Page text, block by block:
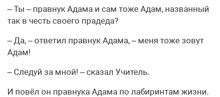
– Ты – правнук Адама и сам тоже Адам, названный
так в честь своего прадеда?
– Да, – ответил правнук Адама, – меня тоже зовут
Адам!
– Следуй за мной! – сказал Учитель.
И повёл он правнука Адама по лабиринтам жизни.